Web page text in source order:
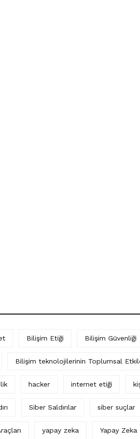
Bilişim Etiği Bilişim Güvenliği
Bilişim teknolojilerinin Toplumsal
hacker internet etiği
Siber Saldırılar siber suçlar
yapay zeka Yapay Zeka